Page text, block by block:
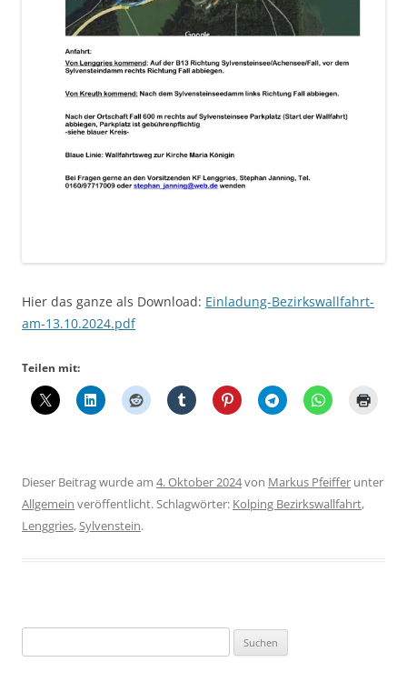
Hier das ganze als Download: Einladung-Bezirkswallfahrt-
am-13.10.2024.pdf
Teilen mit:
Dieser Beitrag wurde am 4. Oktober 2024von Markus Pfeiffer unter
Allgemein veröffentlicht. Schlagwörter: Kolping Bezirkswallfahrt,
Lenggries,Sylvenstein.
nach: